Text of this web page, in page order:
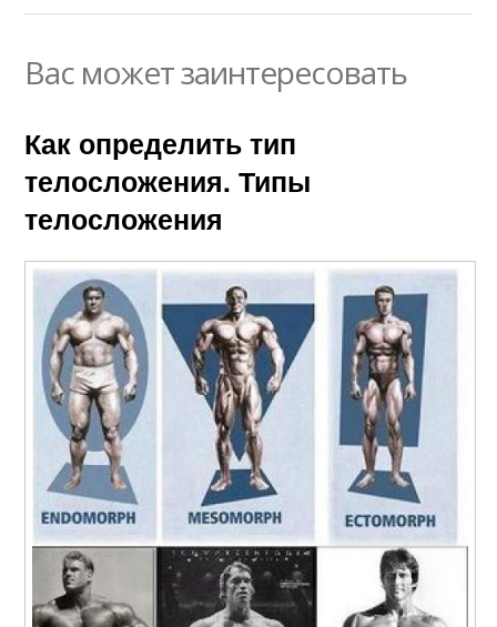
Вас может заинтересовать
Как определить тип
телосложения. Типы
телосложения